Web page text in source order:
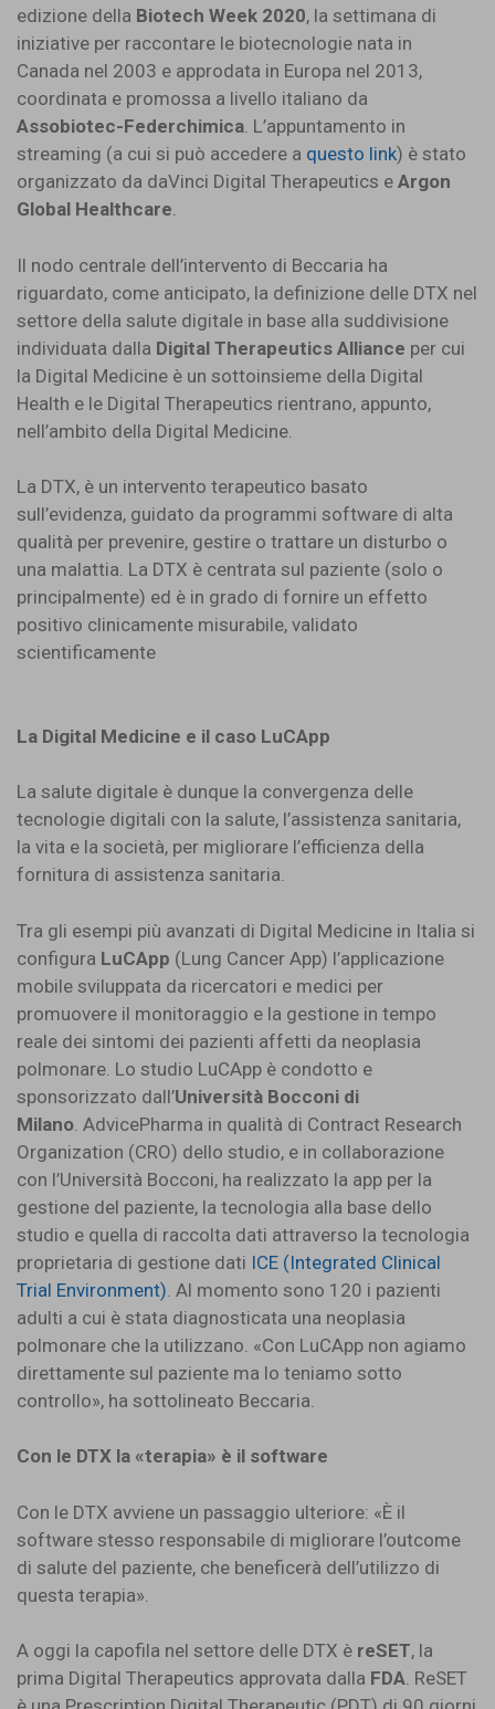
edizione della Biotech Week 2020, la settimana di
iniziative per raccontare le biotecnologie nata in
Canada nel 2003 e approdata in Europa nel 2013,
coordinata e promossa a livello italiano da
Assobiotec-Federchimica. L’appuntamento in
streaming (a cui si può accedere a questo link) è stato
organizzato da daVinci Digital Therapeutics e Argon
Global Healthcare.
Il nodo centrale dell’intervento di Beccaria ha
riguardato, come anticipato, la definizione delle DTX nel
settore della salute digitale in base alla suddivisione
individuata dalla Digital Therapeutics Alliance per cui
la Digital Medicine è un sottoinsieme della Digital
Health e le Digital Therapeutics rientrano, appunto,
nell’ambito della Digital Medicine.
La DTX, è un intervento terapeutico basato
sull’evidenza, guidato da programmi software di alta
qualità per prevenire, gestire o trattare un disturbo o
una malattia. La DTX è centrata sul paziente (solo o
principalmente) ed è in grado di fornire un effetto
positivo clinicamente misurabile, validato
scientificamente
La Digital Medicine e il caso LuCApp
La salute digitale è dunque la convergenza delle
tecnologie digitali con la salute, l’assistenza sanitaria,
la vita e la società, per migliorare l’efficienza della
fornitura di assistenza sanitaria.
Tra gli esempi più avanzati di Digital Medicine in Italia si
configura LuCApp (Lung Cancer App) l’applicazione
mobile sviluppata da ricercatori e medici per
promuovere il monitoraggio e la gestione in tempo
reale dei sintomi dei pazienti affetti da neoplasia
polmonare. Lo studio LuCApp è condotto e
sponsorizzato dall’Università Bocconi di
Milano . AdvicePharma in qualità di Contract Research
Organization (CRO) dello studio, e in collaborazione
con l’Università Bocconi, ha realizzato la app per la
gestione del paziente, la tecnologia alla base dello
studio e quella di raccolta dati attraverso la tecnologia
proprietaria di gestione dati ICE (Integrated Clinical
Trial Environment) . Al momento sono 120 i pazienti
adulti a cui è stata diagnosticata una neoplasia
polmonare che la utilizzano. «Con LuCApp non agiamo
direttamente sul paziente ma lo teniamo sotto
controllo», ha sottolineato Beccaria.
Con le DTX la «terapia» è il software
Con le DTX avviene un passaggio ulteriore: «È il
software stesso responsabile di migliorare l’outcome
di salute del paziente, che beneficerà dell’utilizzo di
questa terapia».
A oggi la capofila nel settore delle DTX è reSET, la
prima Digital Therapeutics approvata dalla FDA. ReSET